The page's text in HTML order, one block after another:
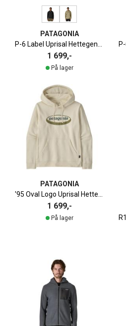
PATAGONIA
1 699,-
På lager
PATAGONIA
1 699,-
På lager